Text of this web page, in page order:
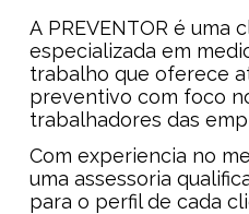
A PREVENTOR é uma
especializada em
trabalho que oferece
preventivo com foco
trabalhadores das
Com experiencia no
uma assessoria
para o perfil de cada